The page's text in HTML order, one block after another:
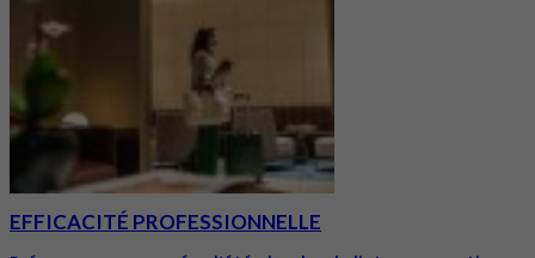
EFFICACITÉ PROFESSIONNELLE